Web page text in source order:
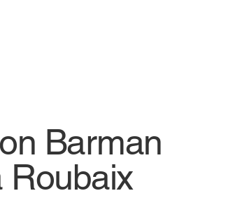
Barman
Roubaix
Barman
Roubaix